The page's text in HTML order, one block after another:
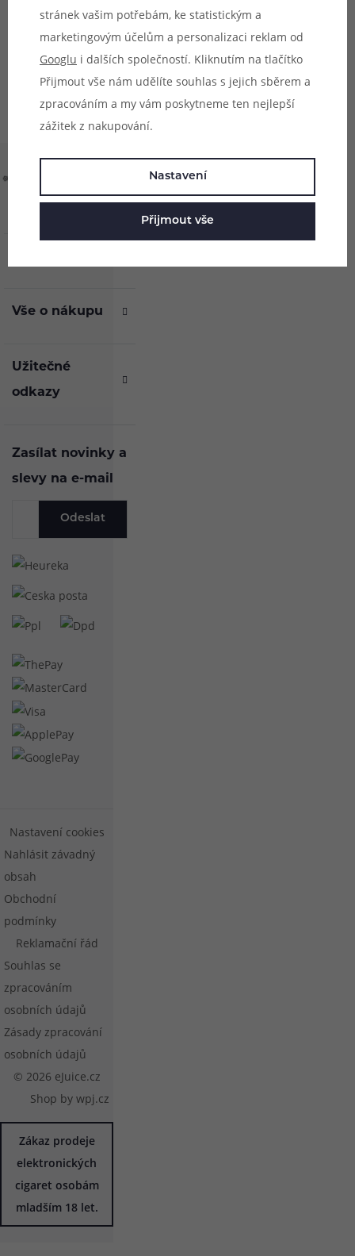
info@ejuice.cz
kdykoliv
Vše o nákupu
Užitečné
odkazy
Zasílat novinky a
slevy na e-mail
Odeslat
© 2026 eJuice.cz
Nastavení cookies
Nahlásit závadný
obsah
Obchodní
podmínky
Reklamační řád
Souhlas se
zpracováním
osobních údajů
Zásady zpracování
osobních údajů
Shop by wpj.cz
Zákaz prodeje
elektronických
cigaret osobám
mladším 18 let.
stránek vašim potřebám, ke statistickým a
marketingovým účelům a personalizaci reklam od
Googlu i dalších společností. Kliknutím na tlačítko
Přijmout vše nám udělíte souhlas s jejich sběrem a
zpracováním a my vám poskytneme ten nejlepší
zážitek z nakupování.
Nastavení
Přijmout vše